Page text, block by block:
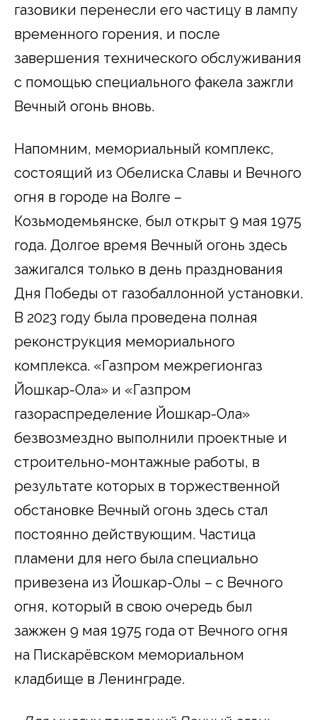
газовики перенесли его частицу в лампу
временного горения, и после
завершения технического обслуживания
с помощью специального факела зажгли
Вечный огонь вновь.
Напомним, мемориальный комплекс,
состоящий из Обелиска Славы и Вечного
огня в городе на Волге –
Козьмодемьянске, был открыт 9 мая 1975
года. Долгое время Вечный огонь здесь
зажигался только в день празднования
Дня Победы от газобаллонной установки.
В 2023 году была проведена полная
реконструкция мемориального
комплекса. «Газпром межрегионгаз
Йошкар-Ола» и «Газпром
газораспределение Йошкар-Ола»
безвозмездно выполнили проектные и
строительно-монтажные работы, в
результате которых в торжественной
обстановке Вечный огонь здесь стал
постоянно действующим. Частица
пламени для него была специально
привезена из Йошкар-Олы – с Вечного
огня, который в свою очередь был
зажжен 9 мая 1975 года от Вечного огня
на Пискарёвском мемориальном
кладбище в Ленинграде.